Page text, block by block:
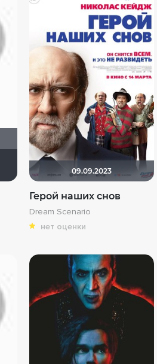
lepshen
Grimgnot
09.09.2023
Герой наших снов
Dream Scenario
нет оценки